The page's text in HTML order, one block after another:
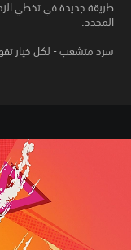
المجدد.
سرد متشعب - لكل خيار